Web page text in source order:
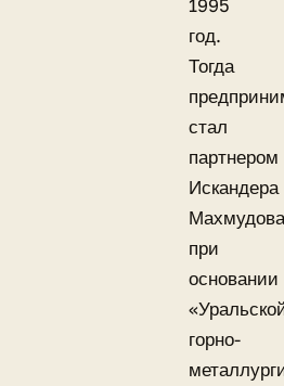
1995
год.
Тогда
стал
партнером
Искандера
Махмудова
при
основании
горно-